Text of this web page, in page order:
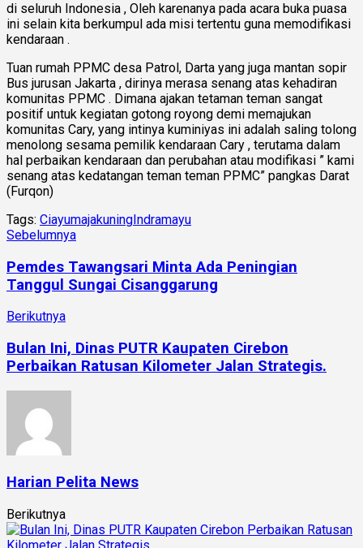
di seluruh Indonesia , Oleh karenanya pada acara buka puasa
ini selain kita berkumpul ada misi tertentu guna memodifikasi
kendaraan .
Tuan rumah PPMC desa Patrol, Darta yang juga mantan sopir
Bus jurusan Jakarta , dirinya merasa senang atas kehadiran
komunitas PPMC . Dimana ajakan tetaman teman sangat
positif untuk kegiatan gotong royong demi memajukan
komunitas Cary, yang intinya kuminiyas ini adalah saling tolong
menolong sesama pemilik kendaraan Cary , terutama dalam
hal perbaikan kendaraan dan perubahan atau modifikasi ” kami
senang atas kedatangan teman teman PPMC” pangkas Darat
(Furqon)
Tags: CiayumajakuningIndramayu
Sebelumnya
Pemdes Tawangsari Minta Ada Peningian
Tanggul Sungai Cisanggarung
Berikutnya
Bulan Ini, Dinas PUTR Kaupaten Cirebon
Perbaikan Ratusan Kilometer Jalan Strategis.
Harian Pelita News
Berikutnya